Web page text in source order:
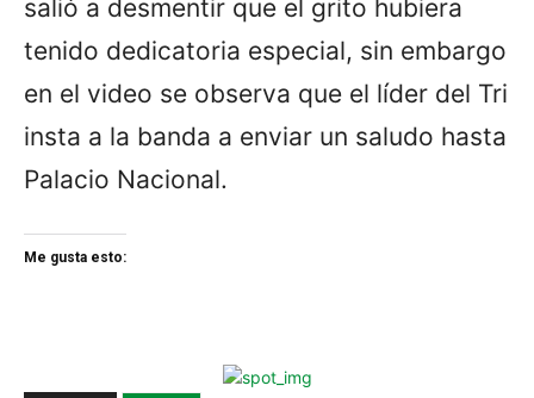
salió a desmentir que el grito hubiera
tenido dedicatoria especial, sin embargo
en el video se observa que el líder del Tri
insta a la banda a enviar un saludo hasta
Palacio Nacional.
Me gusta esto: